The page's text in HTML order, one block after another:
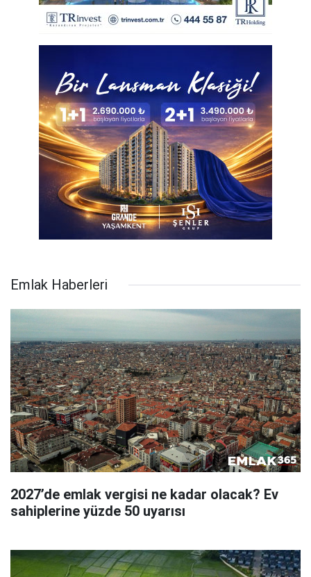
Emlak Haberleri
2027’de emlak vergisi ne kadar olacak? Ev
sahiplerine yüzde 50 uyarısı